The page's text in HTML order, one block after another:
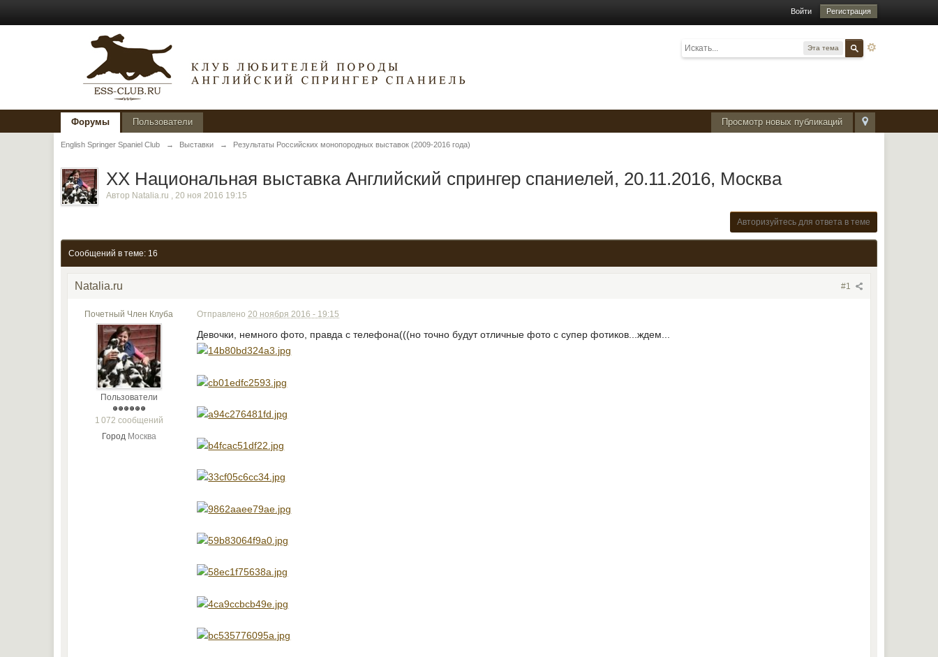
Войти Регистрация
Эта тема
Просмотр новых публикаций
Форумы Пользователи
English Springer Spaniel Club → Выставки → Результаты Российских монопородных выставок (2009-2016 года)
XX Национальная выставка Английский спрингер спаниелей, 20.11.2016, Москва
Автор Natalia.ru ,20 ноя 2016 19:15
Авторизуйтесь для ответа в теме
Сообщений в теме: 16
#1
Natalia.ru
Почетный Член Клуба
Пользователи
1 072 сообщений
Город Москва
Отправлено20 ноября 2016 - 19:15
Девочки, немного фото, правда с телефона(((но точно будут отличные фото с супер фотиков...ждем...